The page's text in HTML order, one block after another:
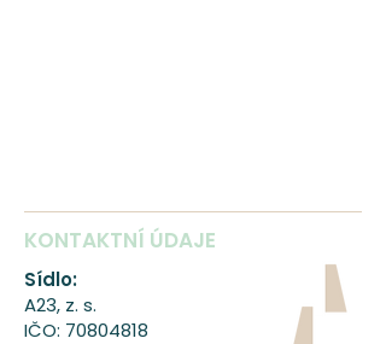
KONTAKTNÍ ÚDAJE
Sídlo:
A23, z. s.
IČO: 70804818